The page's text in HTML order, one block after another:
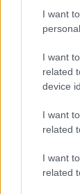
I want
I want
related
device
I want
related
I want
related
Άνεμος 2
Αισθητή26°